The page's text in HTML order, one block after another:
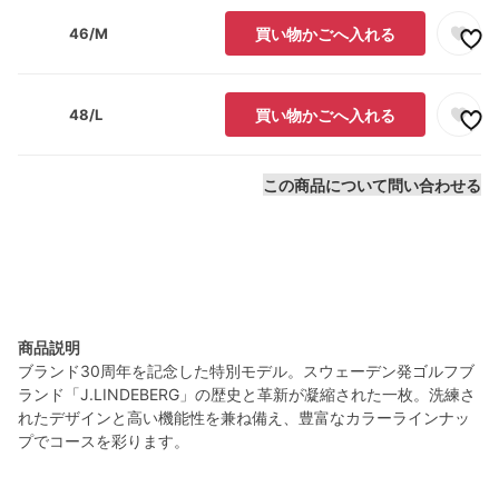
46/M 買い物かごへ入れる
48/L 買い物かごへ入れる
この商品について問い合わせる
商品説明
ブランド30周年を記念した特別モデル。スウェーデン発ゴルフブ
ランド「J.LINDEBERG」の歴史と革新が凝縮された一枚。洗練さ
れたデザインと高い機能性を兼ね備え、豊富なカラーラインナッ
プでコースを彩ります。